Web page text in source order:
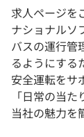
求人ページを
ナショナルソ
バスの運行管
るようにする
安全運転をサ
「日常の当
当社の魅力を